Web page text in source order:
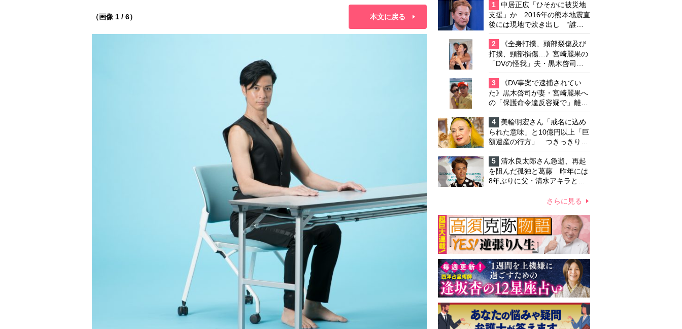
（画像 1 / 6） 本文に戻る
1
中居正広「ひそかに被災地
支援」か 2016年の熊本地震直
後には現地で炊き出し “誰に
も知られなくて良い”と、むし
ろ強まる福祉活動への思い
2
《全身打撲、頭部裂傷及び
打撲、頸部損傷…》宮崎麗果の
「DVの怪我」夫・黒木啓司の
逮捕で始まる「夫婦の闘争」
3
《DV事案で逮捕されてい
た》黒木啓司が妻・宮崎麗果へ
の「保護命令違反容疑で」離婚
協議は「第二ステージ」へ
4
美輪明宏さん「戒名に込め
られた意味」と10億円以上「巨
額遺産の行方」 つきっきりで
私生活をサポートしていた元俳
優が相続か
5
清水良太郎さん急逝、再起
を阻んだ孤独と葛藤 昨年には
8年ぶりに父・清水アキラと共
ていたが…周囲が懸念していた
さらに見る